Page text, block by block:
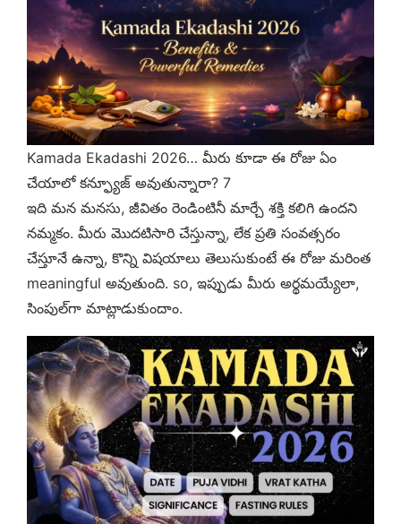
Kamada Ekadashi 2026… మీరు కూడా ఈ రోజు ఏం
చేయాలో కన్ఫ్యూజ్ అవుతున్నారా? 7
ఇది మన మనసు, జీవితం రెండింటినీ మార్చే శక్తి కలిగి ఉందని
నమ్మకం. మీరు మొదటిసారి చేస్తున్నా, లేక ప్రతి సంవత్సరం
చేస్తూనే ఉన్నా, కొన్ని విషయాలు తెలుసుకుంటే ఈ రోజు మరింత
meaningful అవుతుంది. so, ఇప్పుడు మీరు అర్థమయ్యేలా,
సింపుల్‌గా మాట్లాడుకుందాం.